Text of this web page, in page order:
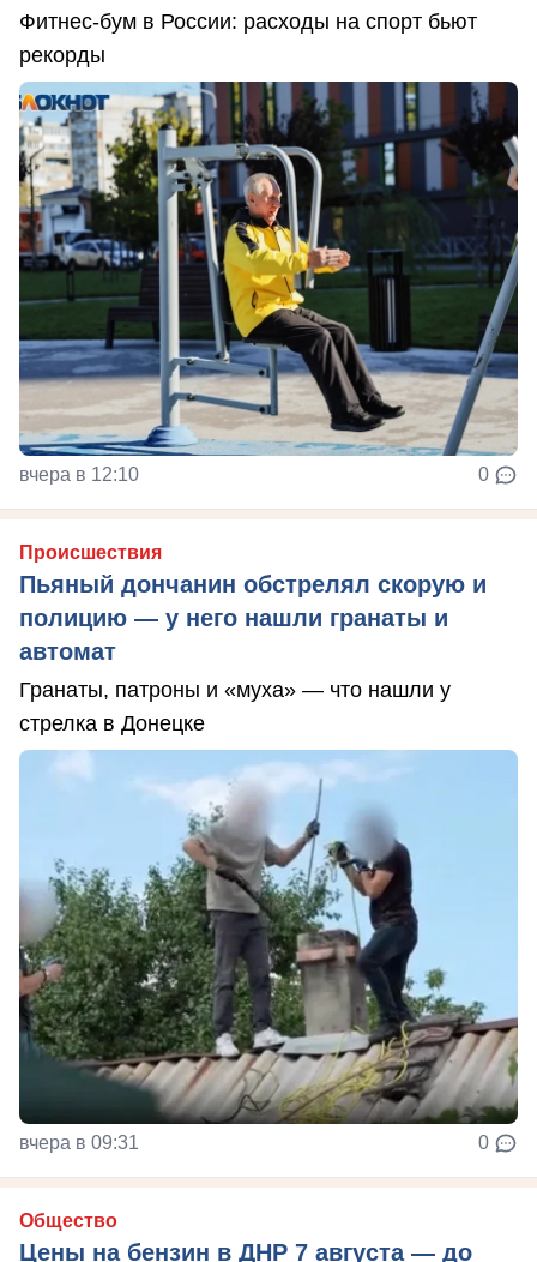
Фитнес-бум в России: расходы на спорт бьют
рекорды
вчера в 12:10 0
Происшествия
Пьяный дончанин обстрелял скорую и
полицию — у него нашли гранаты и
автомат
Гранаты, патроны и «муха» — что нашли у
стрелка в Донецке
вчера в 09:31 0
Общество
Цены на бензин в ДНР 7 августа — до